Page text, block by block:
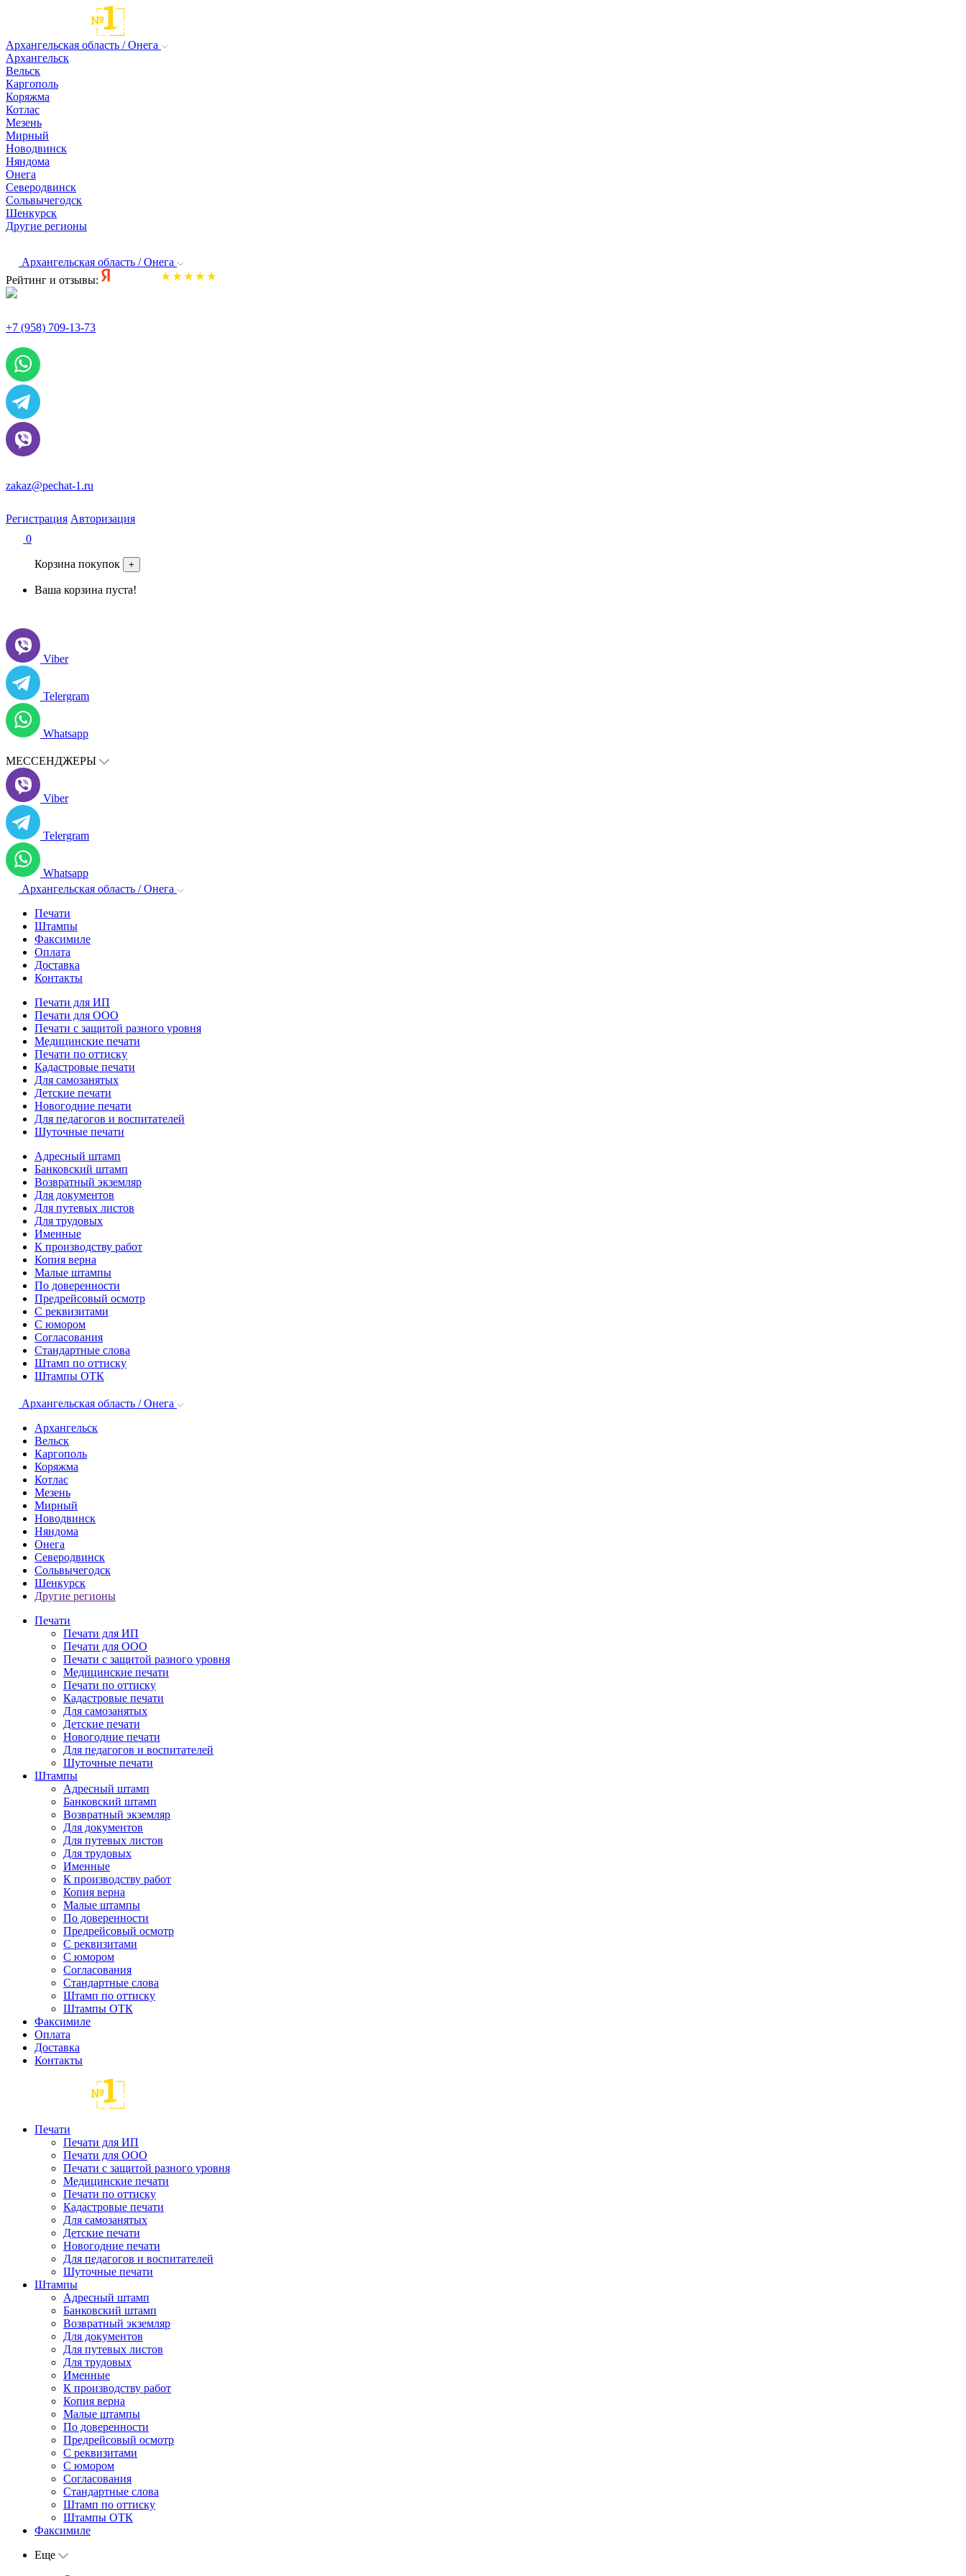
Архангельская область / Онега
Архангельск
Вельск
Каргополь
Коряжма
Котлас
Мезень
Мирный
Новодвинск
Няндома
Онега
Северодвинск
Сольвычегодск
Шенкурск
Другие регионы
Архангельская область / Онега
Рейтинг и отзывы:
+7 (958) 709-13-73
zakaz@pechat-1.ru
Регистрация Авторизация
0
Корзина покупок +
Ваша корзина пуста!
Viber
Telergram
Whatsapp
МЕССЕНДЖЕРЫ
Viber
Telergram
Whatsapp
Архангельская область / Онега
Печати
Штампы
Факсимиле
Оплата
Доставка
Контакты
Печати для ИП
Печати для ООО
Печати с защитой разного уровня
Медицинские печати
Печати по оттиску
Кадастровые печати
Для самозанятых
Детские печати
Новогодние печати
Для педагогов и воспитателей
Шуточные печати
Адресный штамп
Банковский штамп
Возвратный экземляр
Для документов
Для путевых листов
Для трудовых
Именные
К производству работ
Копия верна
Малые штампы
По доверенности
Предрейсовый осмотр
С реквизитами
С юмором
Согласования
Стандартные слова
Штамп по оттиску
Штампы ОТК
Архангельская область / Онега
Архангельск
Вельск
Каргополь
Коряжма
Котлас
Мезень
Мирный
Новодвинск
Няндома
Онега
Северодвинск
Сольвычегодск
Шенкурск
Другие регионы
Печати
Печати для ИП
Печати для ООО
Печати с защитой разного уровня
Медицинские печати
Печати по оттиску
Кадастровые печати
Для самозанятых
Детские печати
Новогодние печати
Для педагогов и воспитателей
Шуточные печати
Штампы
Адресный штамп
Банковский штамп
Возвратный экземляр
Для документов
Для путевых листов
Для трудовых
Именные
К производству работ
Копия верна
Малые штампы
По доверенности
Предрейсовый осмотр
С реквизитами
С юмором
Согласования
Стандартные слова
Штамп по оттиску
Штампы ОТК
Факсимиле
Оплата
Доставка
Контакты
Печати
Печати для ИП
Печати для ООО
Печати с защитой разного уровня
Медицинские печати
Печати по оттиску
Кадастровые печати
Для самозанятых
Детские печати
Новогодние печати
Для педагогов и воспитателей
Шуточные печати
Штампы
Адресный штамп
Банковский штамп
Возвратный экземляр
Для документов
Для путевых листов
Для трудовых
Именные
К производству работ
Копия верна
Малые штампы
По доверенности
Предрейсовый осмотр
С реквизитами
С юмором
Согласования
Стандартные слова
Штамп по оттиску
Штампы ОТК
Факсимиле
Еще